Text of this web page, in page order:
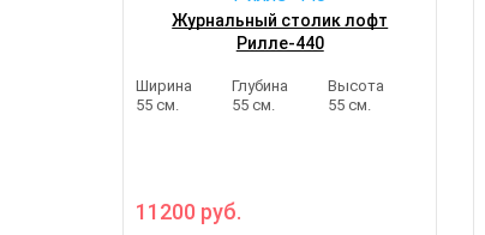
Журнальный столик лофт
Рилле-440
Ширина
55 см.
Глубина
55 см.
Высота
55 см.
11200 руб.